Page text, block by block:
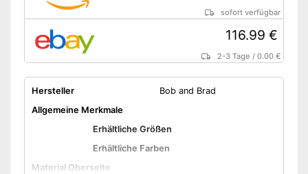
sofort verfügbar
116.99 €
2-3 Tage /0.00 €
Hersteller
Bob and Brad
Allgemeine Merkmale
Erhältliche Größen
Erhältliche Farben
Material Oberseite